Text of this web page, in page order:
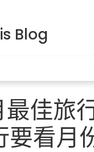
Blog
佳旅
要看月